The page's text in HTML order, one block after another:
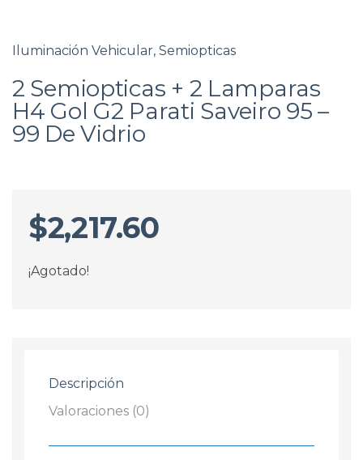
Iluminación Vehicular, Semiopticas
2 Semiopticas + 2 Lamparas
H4 Gol G2 Parati Saveiro 95 –
99 De Vidrio
$2,217.60
¡Agotado!
Descripción
Valoraciones (0)